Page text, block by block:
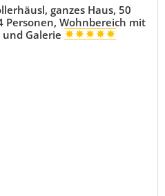
ganzes Haus, 50
Personen, Wohnbereich mit
und Galerie